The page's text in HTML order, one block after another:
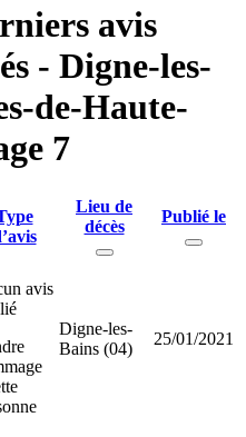
avis
- Digne-les-
de-Haute-
7
Lieu de
décès
Publié le
avis
Digne-les-
Bains (04)
25/01/2021